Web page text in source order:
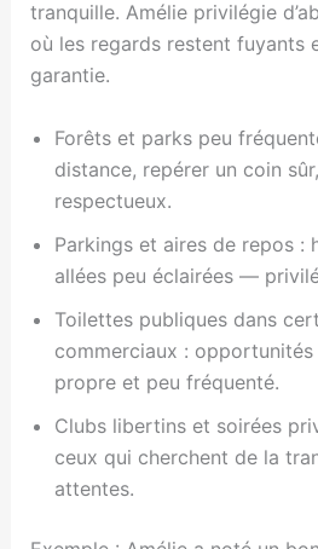
tranquille. Amélie privilégie
où les regards restent fuyants
garantie.
Forêts et parks peu
distance, repérer un coin
respectueux.
Parkings et aires de repos :
allées peu éclairées —
Toilettes publiques dans
commerciaux : opportunités
propre et peu fréquenté.
Clubs libertins et soirées
ceux qui cherchent de la
attentes.